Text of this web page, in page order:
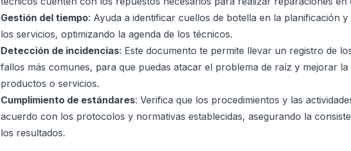
Gestión del tiempo: Ayuda a identificar cuellos de botella en la planificación
los servicios, optimizando la agenda de los técnicos.
Detección de incidencias: Este documento te permite llevar un registro de
fallos más comunes, para que puedas atacar el problema de raíz y mejorar la
productos o servicios.
Cumplimiento de estándares: Verifica que los procedimientos y las
acuerdo con los protocolos y normativas establecidas, asegurando la
los resultados.